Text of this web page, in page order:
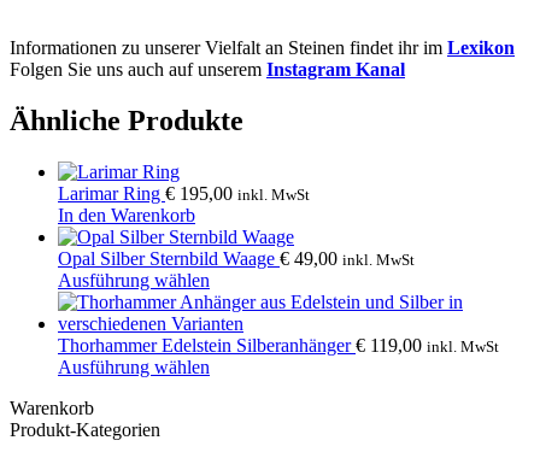
Informationen zu unserer Vielfalt an Steinen findet ihr im Lexikon
Folgen Sie uns auch auf unserem Instagram Kanal
Ähnliche Produkte
Larimar Ring € 195,00 inkl. MwSt
In den Warenkorb
Opal Silber Sternbild Waage € 49,00 inkl. MwSt
Ausführung wählen
Produkt
weist
mehrere
Thorhammer Edelstein Silberanhänger€ 119,00 inkl. MwSt
Ausführung wählen
Warenkorb
Produkt-Kategorien